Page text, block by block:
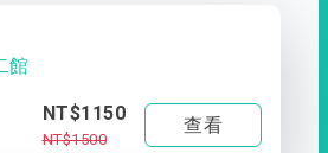
館
NT$1150
NT$1500
查看